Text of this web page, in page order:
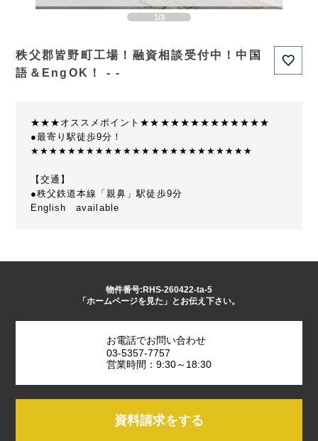
1/3
秩父郡皆野町工場！融資相談受付中！中国
語＆EngOK！ - -
★★★オススメポイント★★★★★★★★★★★★★
●最寄り駅徒歩9分！
★★★★★★★★★★★★★★★★★★★★★★★★
【交通】
●秩父鉄道本線「親鼻」駅徒歩9分
English available
物件番号:RHS-260422-ta-5
「ホームページを見た」とお伝え下さい。
お電話でお問い合わせ
03-5357-7757
営業時間：9:30～18:30
資料請求をする